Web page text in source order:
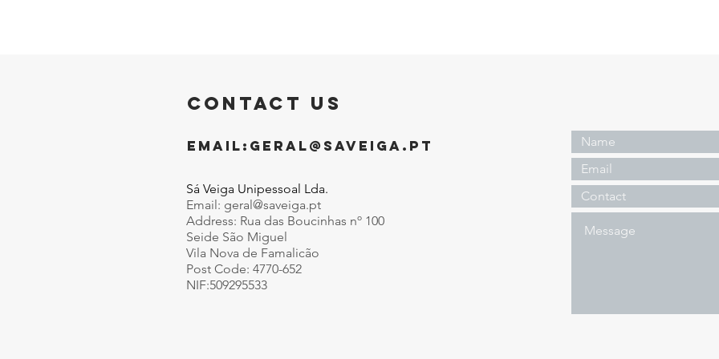
CONTACT US
EMAIL: GERAL@SAVEIGA.PT
Sá Veiga Unipessoal Lda.
Email: geral@saveiga.pt
Address: Rua das Boucinhas nº 100
Seide São Miguel
Vila Nova de Famalicão
Post Code: 4770-652
NIF:509295533